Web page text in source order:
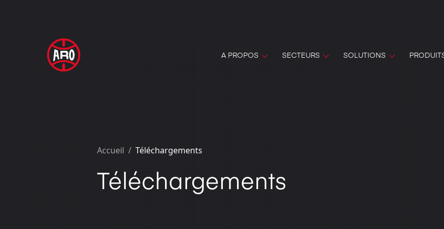
A PROPOS SECTEURS SOLUTIONS
Accueil / Téléchargements
Téléchargements